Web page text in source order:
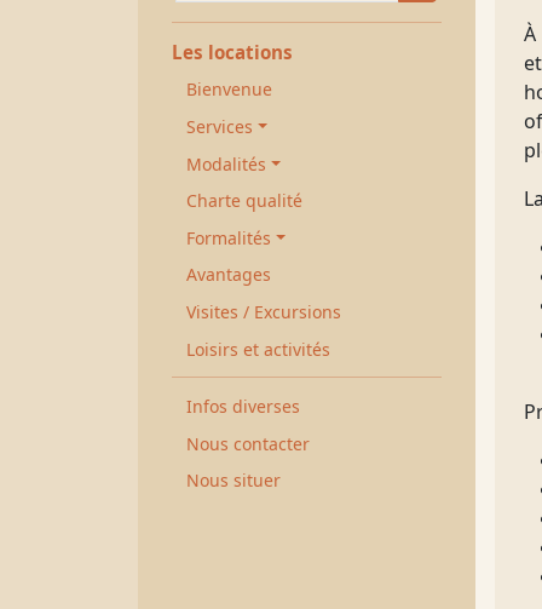
Les locations
Bienvenue
Services
Modalités
Charte qualité
Formalités
Avantages
Visites / Excursions
Loisirs et activités
Infos diverses
Nous contacter
Nous situer
À